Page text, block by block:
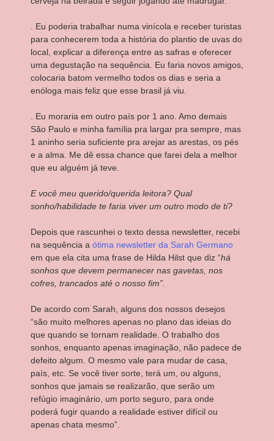
. Eu poderia trabalhar numa vinícola e receber turistas
para conhecerem toda a história do plantio de uvas do
local, explicar a diferença entre as safras e oferecer
uma degustação na sequência. Eu faria novos amigos,
colocaria batom vermelho todos os dias e seria a
enóloga mais feliz que esse brasil já viu.
. Eu moraria em outro país por 1 ano. Amo demais
São Paulo e minha família pra largar pra sempre, mas
1 aninho seria suficiente pra arejar as arestas, os pés
e a alma. Me dê essa chance que farei dela a melhor
que eu alguém já teve.
E você meu querido/querida leitora? Qual
sonho/habilidade te faria viver um outro modo de ti?
Depois que rascunhei o texto dessa newsletter, recebi
na sequência a ótima newsletter da Sarah Germano
em que ela cita uma frase de Hilda Hilst que diz “há
sonhos que devem permanecer nas gavetas, nos
cofres, trancados até o nosso fim”.
De acordo com Sarah, alguns dos nossos desejos
“são muito melhores apenas no plano das ideias do
que quando se tornam realidade. O trabalho dos
sonhos, enquanto apenas imaginação, não padece de
defeito algum. O mesmo vale para mudar de casa,
país, etc. Se você tiver sorte, terá um, ou alguns,
sonhos que jamais se realizarão, que serão um
refúgio imaginário, um porto seguro, para onde
poderá fugir quando a realidade estiver difícil ou
apenas chata mesmo”.